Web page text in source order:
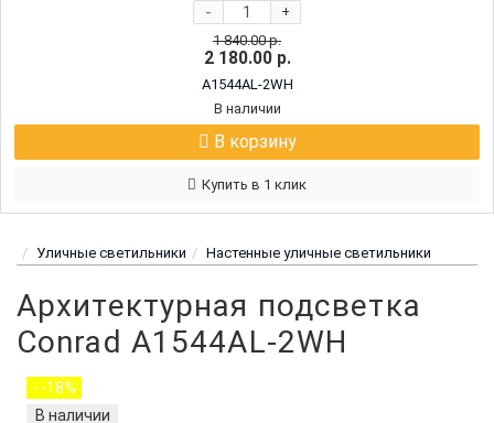
- +
1 840.00р.
2 180.00р.
A1544AL-2WH
В наличии
В корзину
Купить в 1 клик
Уличные светильники Настенные уличные светильники
Архитектурная подсветка
Conrad A1544AL-2WH
- -18%
В наличии